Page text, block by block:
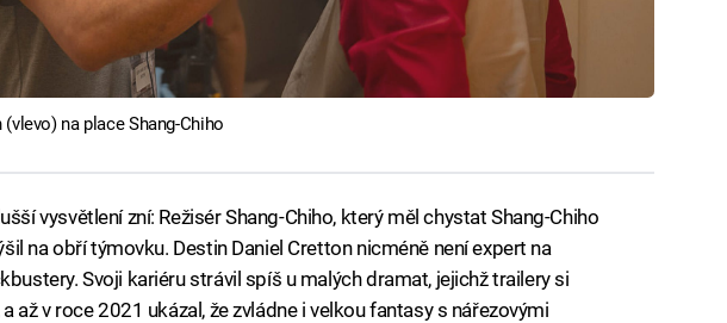
na place Shang-Chiho
vysvětlení zní: Režisér Shang-Chiho, který měl chystat Shang-Chiho
na obří týmovku. Destin Daniel Cretton nicméně není expert na
Svoji kariéru strávil spíš u malých dramat, jejichž trailery si
až v roce 2021 ukázal, že zvládne i velkou fantasy s nářezovými